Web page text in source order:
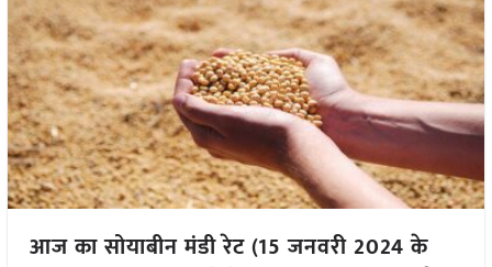
आज का सोयाबीन मंडी रेट (15 जनवरी 2024 के